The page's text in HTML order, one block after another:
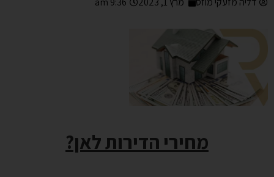
מחירי הדירות לאן?